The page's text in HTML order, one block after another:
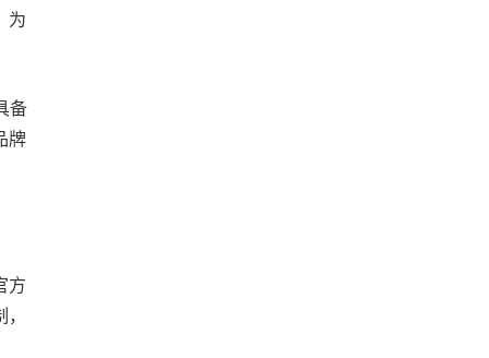
为
备
牌
方